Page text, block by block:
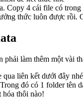
Copy 4 cái file có
thức luôn được
làm thêm một vài
qua liên kết dưới đây
đó có 1 folder tên
thôi nào!